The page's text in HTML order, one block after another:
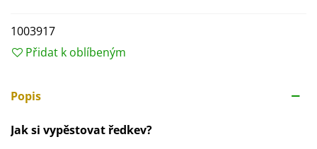
1003917
Přidat k oblíbeným
Popis
Jak si vypěstovat ředkev?